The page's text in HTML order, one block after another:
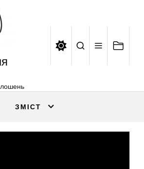
ЗМІСТ